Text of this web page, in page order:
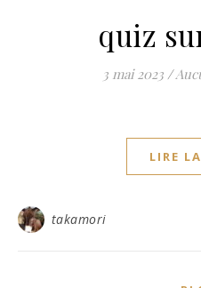
quiz
3 mai 2023 /
LIRE
takamori